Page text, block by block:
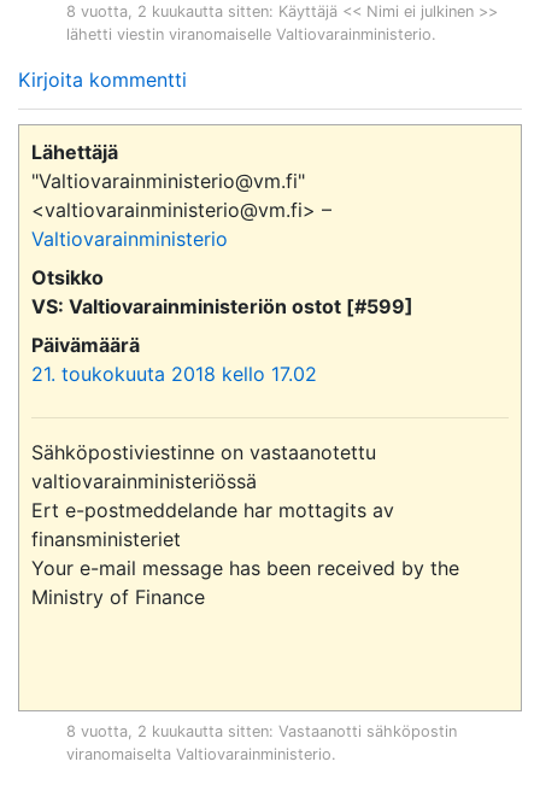
8 vuotta, 2 kuukautta sitten: Käyttäjä << Nimi ei julkinen >>
lähetti viestin viranomaiselle Valtiovarainministerio.
Kirjoita kommentti
Lähettäjä
"Valtiovarainministerio@vm.fi"
<valtiovarainministerio@vm.fi> –
Valtiovarainministerio
Otsikko
VS: Valtiovarainministeriön ostot [#599]
Päivämäärä
21. toukokuuta 2018 kello 17.02
Sähköpostiviestinne on vastaanotettu
valtiovarainministeriössä
Ert e-postmeddelande har mottagits av
finansministeriet
Your e-mail message has been received by the
Ministry of Finance
8 vuotta, 2 kuukautta sitten: Vastaanotti sähköpostin
viranomaiselta Valtiovarainministerio.